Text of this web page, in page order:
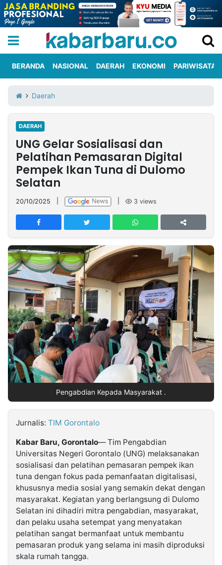
Iklan
Berita
Kami
Nasional
International
Olahraga
Entertainment
Daerah
Pariwisata
Kuliner
Kolom
Network
PT
TREETAN
MULTIMEDIA
INDONESIA
Partner
Insight
NTB
Suara
Time
Lens
IDN
Daily
Jogja
Jalan
Rakyat
Idealita
News
Kita
Notice
Dinamikapost.com
Radar
Baru
Seedbacklink
Follow
Kabarbaru
Kabarbaru.co
2026
Kabarbaru
Holding
BERANDA NASIONAL DAERAH EKONOMI PARIWISATA
Daerah
DAERAH
UNG Gelar Sosialisasi dan
Pelatihan Pemasaran Digital
Pempek Ikan Tuna di Dulomo
Selatan
20/10/2025 3 views
Pengabdian Kepada Masyarakat .
Jurnalis: TIM Gorontalo
Kabar Baru, Gorontalo— Tim Pengabdian
Universitas Negeri Gorontalo (UNG) melaksanakan
sosialisasi dan pelatihan pemasaran pempek ikan
tuna dengan fokus pada pemanfaatan digitalisasi,
khususnya media sosial yang semakin dekat dengan
masyarakat. Kegiatan yang berlangsung di Dulomo
Selatan ini dihadiri mitra pengabdian, masyarakat,
dan pelaku usaha setempat yang menyatakan
pelatihan sangat bermanfaat untuk membantu
pemasaran produk yang selama ini masih diproduksi
skala rumah tangga.